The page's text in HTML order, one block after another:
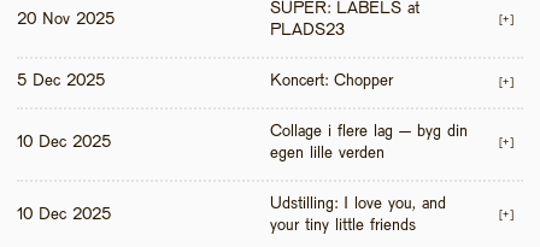
20 Nov 2025
SUPER: LABELS at
PLADS23
[+]
5 Dec 2025 Koncert: Chopper [+]
10 Dec 2025
Collage i flere lag – byg din
egen lille verden
[+]
10 Dec 2025
Udstilling: I love you, and
your tiny little friends
[+]